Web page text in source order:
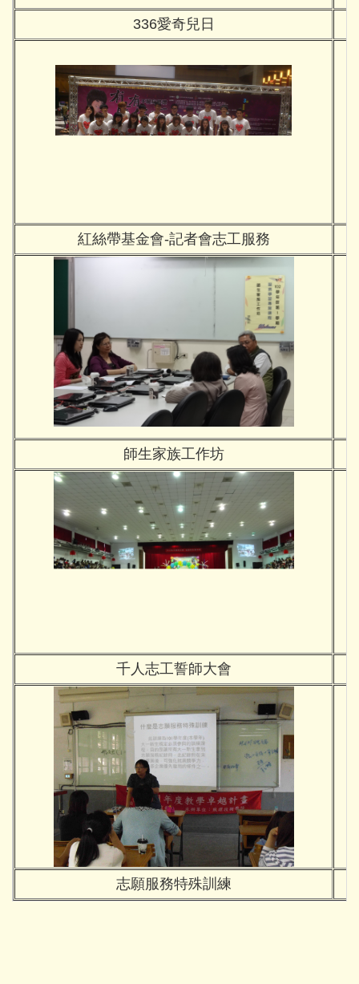
336愛奇兒日
紅絲帶基金會-記者會志工服務
師生家族工作坊
千人志工誓師大會
志願服務特殊訓練